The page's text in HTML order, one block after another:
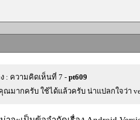
ง : ความคิดเห็นที่ 7 -pt609
ณมากครับ ใช้ได้แล้วครับ น่าแปลกใจว่า